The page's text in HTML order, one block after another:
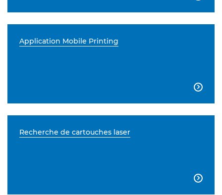
Application Mobile Printing

Recherche de cartouches laser
